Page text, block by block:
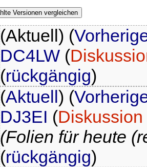
(Aktuell) (
DC4LW (
(rückgängig)
(Aktuell) (
DJ3EI (Diskussion
(Folien für heute
(rückgängig)